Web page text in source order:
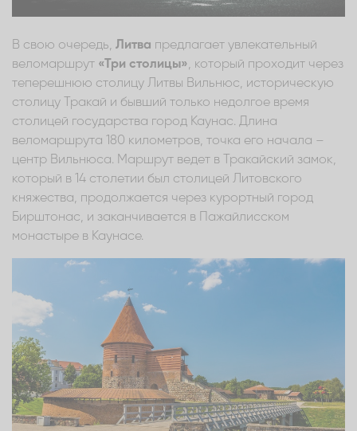
В свою очередь, Литва предлагает увлекательный
веломаршрут «Три столицы», который проходит через
теперешнюю столицу Литвы Вильнюс, историческую
столицу Тракай и бывший только недолгое время
столицей государства город Каунас. Длина
веломаршрута 180 километров, точка его начала –
центр Вильнюса. Маршрут ведет в Тракайский замок,
который в 14 столетии был столицей Литовского
княжества, продолжается через курортный город
Бирштонас, и заканчивается в Пажайлисском
монастыре в Каунасе.